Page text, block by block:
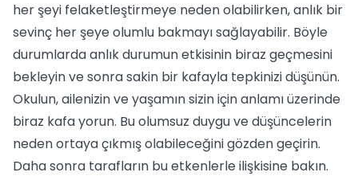
her şeyi felaketleştirmeye neden olabilirken, anlık bir
sevinç her şeye olumlu bakmayı sağlayabilir. Böyle
durumlarda anlık durumun etkisinin biraz geçmesini
bekleyin ve sonra sakin bir kafayla tepkinizi düşünün.
Okulun, ailenizin ve yaşamın sizin için anlamı üzerinde
biraz kafa yorun. Bu olumsuz duygu ve düşüncelerin
neden ortaya çıkmış olabileceğini gözden geçirin.
Daha sonra tarafların bu etkenlerle ilişkisine bakın.